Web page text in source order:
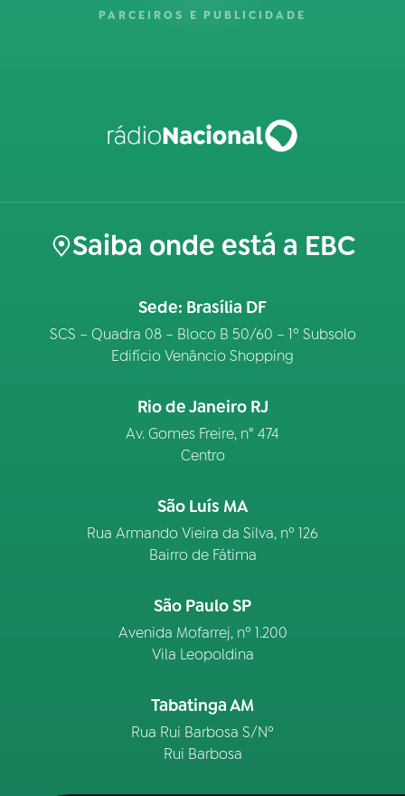
PARCEIROS E PUBLICIDADE
Saiba onde está a EBC
Sede: Brasília DF
SCS – Quadra 08 – Bloco B 50/60 – 1º Subsolo
Edifício Venâncio Shopping
Rio de Janeiro RJ
Av. Gomes Freire, n° 474
Centro
São Luís MA
Rua Armando Vieira da Silva, nº 126
Bairro de Fátima
São Paulo SP
Avenida Mofarrej, nº 1.200
Vila Leopoldina
Tabatinga AM
Rua Rui Barbosa S/Nº
Rui Barbosa